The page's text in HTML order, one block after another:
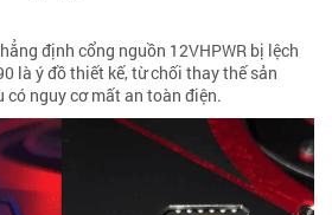
định cổng nguồn 12VHPWR bị lệch
là ý đồ thiết kế, từ chối thay thế sản
có nguy cơ mất an toàn điện.